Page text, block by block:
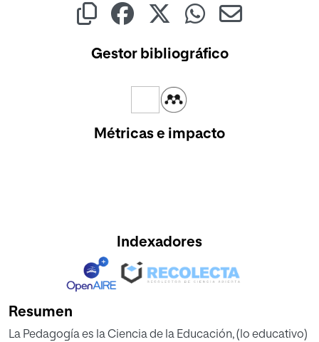
Gestor bibliográfico
Métricas e impacto
Indexadores
Resumen
La Pedagogía es la Ciencia de la Educación, (lo educativo)